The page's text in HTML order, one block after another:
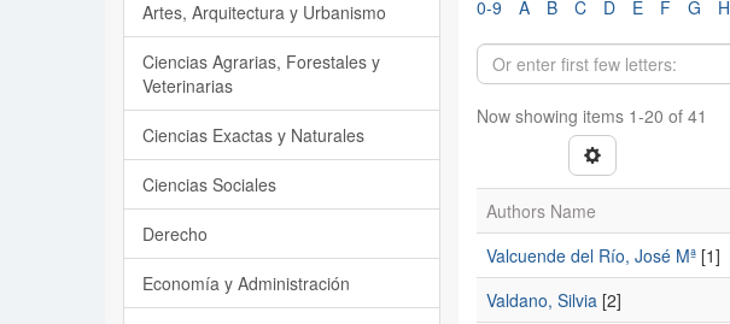
0-9 A B C D E F G H
Now showing items 1-20 of 41
Authors Name
Valcuende del Río, José Mª[1]
Valdano, Silvia[2]
Artes, Arquitectura y Urbanismo
Ciencias Agrarias, Forestales y
Veterinarias
Ciencias Exactas y Naturales
Ciencias Sociales
Derecho
Economía y Administración